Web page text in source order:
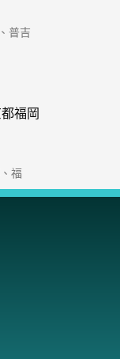
普吉
福岡
福